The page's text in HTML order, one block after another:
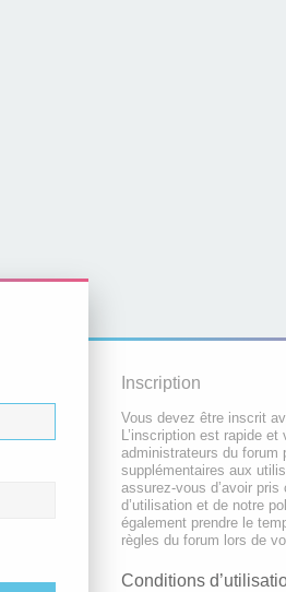
Inscription
Vous devez être inscrit
L’inscription est rapide
administrateurs du forum
supplémentaires aux
assurez-vous d’avoir
d’utilisation et de notre
également prendre le
règles du forum lors de
Conditions